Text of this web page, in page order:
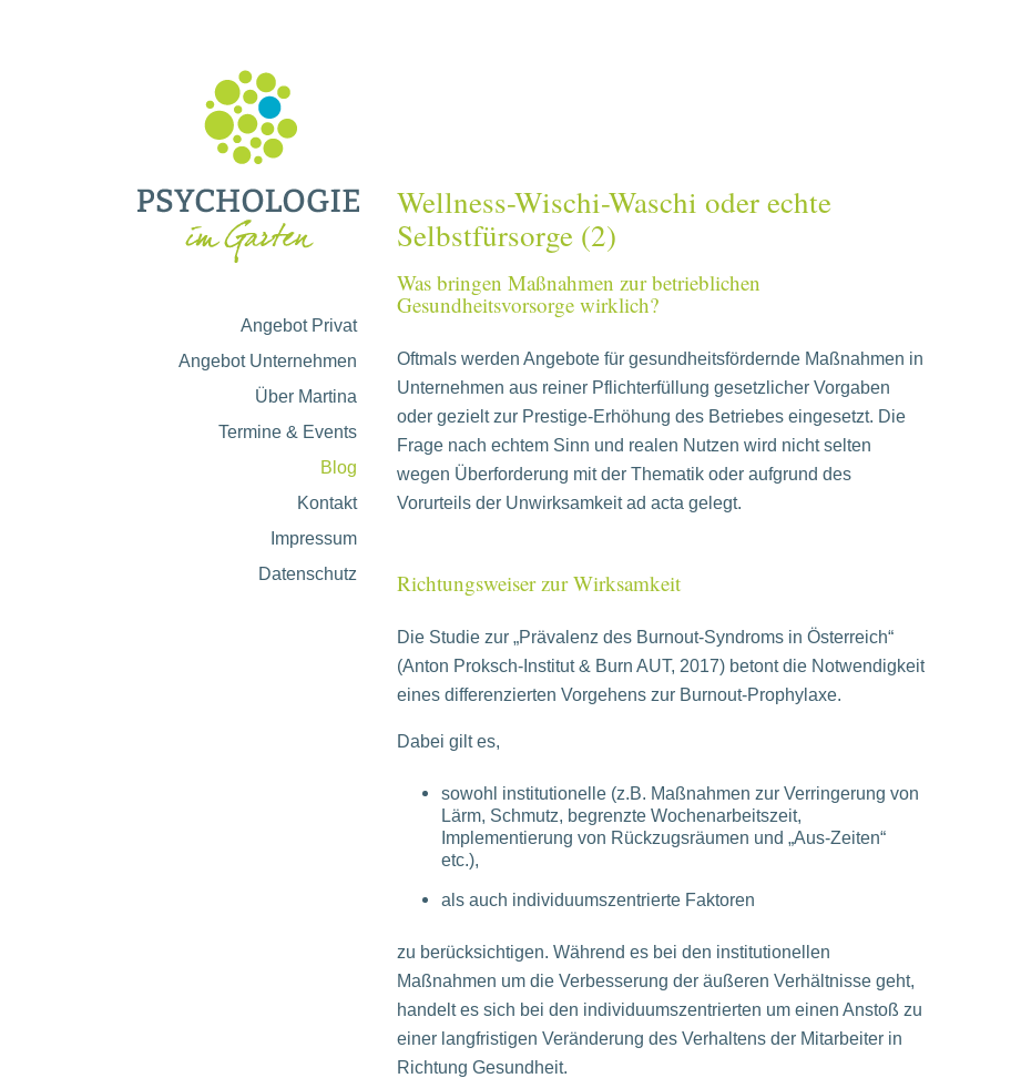
Angebot Privat
Angebot Unternehmen
Über Martina
Termine & Events
Blog
Kontakt
Impressum
Datenschutz
Wellness-Wischi-Waschi oder echte
Selbstfürsorge (2)
Was bringen Maßnahmen zur betrieblichen
Gesundheitsvorsorge wirklich?
Oftmals werden Angebote für gesundheitsfördernde Maßnahmen in
Unternehmen aus reiner Pflichterfüllung gesetzlicher Vorgaben
oder gezielt zur Prestige-Erhöhung des Betriebes eingesetzt. Die
Frage nach echtem Sinn und realen Nutzen wird nicht selten
wegen Überforderung mit der Thematik oder aufgrund des
Vorurteils der Unwirksamkeit ad acta gelegt.
Richtungsweiser zur Wirksamkeit
Die Studie zur „Prävalenz des Burnout-Syndroms in Österreich“
(Anton Proksch-Institut & Burn AUT, 2017) betont die Notwendigkeit
eines differenzierten Vorgehens zur Burnout-Prophylaxe.
Dabei gilt es,
sowohl institutionelle (z.B. Maßnahmen zur Verringerung von
Lärm, Schmutz, begrenzte Wochenarbeitszeit,
Implementierung von Rückzugsräumen und „Aus-Zeiten“
etc.),
als auch individuumszentrierte Faktoren
zu berücksichtigen. Während es bei den institutionellen
Maßnahmen um die Verbesserung der äußeren Verhältnisse geht,
handelt es sich bei den individuumszentrierten um einen Anstoß zu
einer langfristigen Veränderung des Verhaltens der Mitarbeiter in
Richtung Gesundheit.